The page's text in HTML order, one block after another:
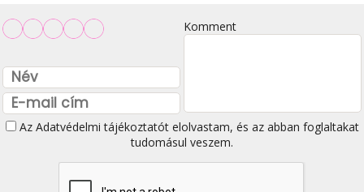
Komment
Az Adatvédelmi tájékoztatótelolvastam, és az abban foglaltakat
tudomásul veszem.